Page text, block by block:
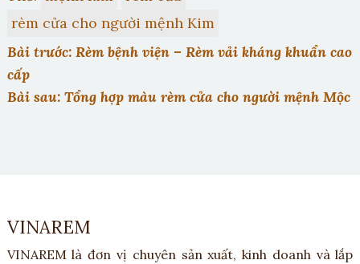
rèm cửa cho người mệnh Kim
Bài trước: Rèm bệnh viện – Rèm vải kháng khuẩn cao
cấp
Bài sau: Tổng hợp màu rèm cửa cho người mệnh Mộc
VINAREM
VINAREM là đơn vị chuyên sản xuất, kinh doanh và lắp